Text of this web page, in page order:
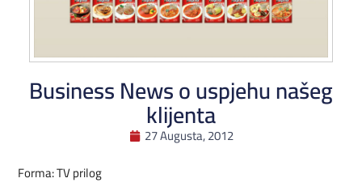
Business News o uspjehu našeg
klijenta
27 Augusta, 2012
Forma: TV prilog